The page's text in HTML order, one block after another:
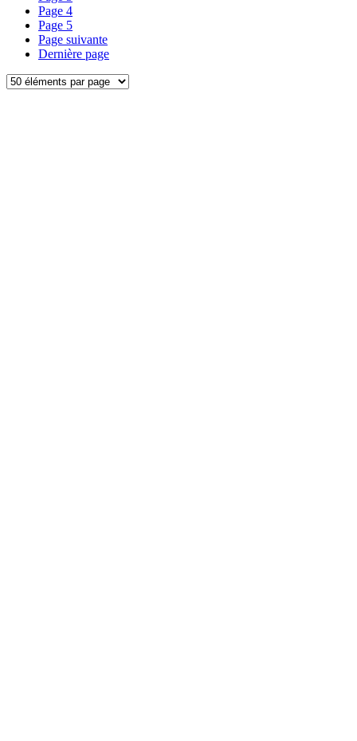
Page 4
Page 5
Page suivante
Dernière page